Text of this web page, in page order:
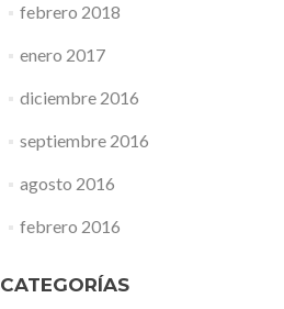
febrero 2018
enero 2017
diciembre 2016
septiembre 2016
agosto 2016
febrero 2016
CATEGORÍAS